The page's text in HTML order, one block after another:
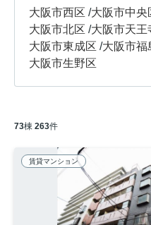
大阪市西区 /大阪市中央
大阪市北区 /大阪市天王
大阪市東成区 /大阪市福
大阪市生野区
73棟 263件
賃貸マンション